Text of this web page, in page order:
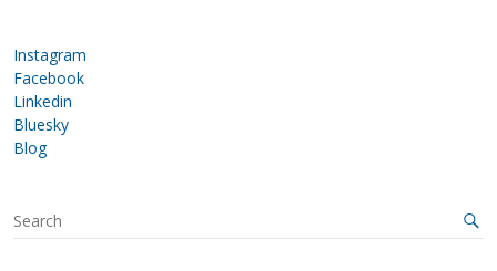
Instagram
Facebook
Linkedin
Bluesky
Blog
S
e